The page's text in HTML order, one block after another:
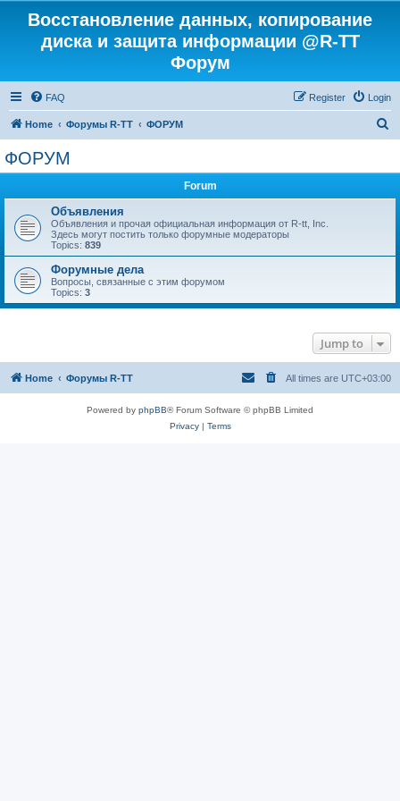
Восстановление данных, копирование
диска и защита информации @R-TT
Форум
FAQ Login
Register
Home Форумы R-TT ФОРУМ
ФОРУМ
Forum
Объявления
Объявления и прочая официальная информация от R-tt, Inc.
Здесь могут постить только форумные модераторы
Topics: 839
Форумные дела
Вопросы, связанные с этим форумом
Topics: 3
Jump to
Home Форумы R-TT All times are UTC+03:00
Powered by phpBB® Forum Software © phpBB Limited
Privacy| Terms